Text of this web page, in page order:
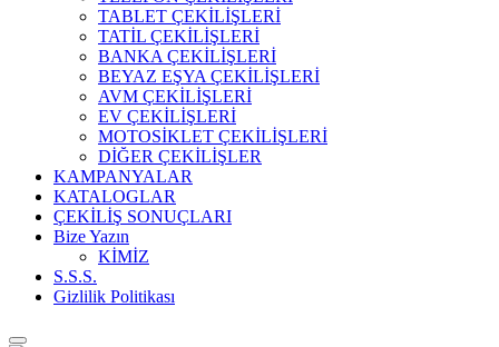
TABLET ÇEKİLİŞLERİ
TATİL ÇEKİLİŞLERİ
BANKA ÇEKİLİŞLERİ
BEYAZ EŞYA ÇEKİLİŞLERİ
AVM ÇEKİLİŞLERİ
EV ÇEKİLİŞLERİ
MOTOSİKLET ÇEKİLİŞLERİ
DİĞER ÇEKİLİŞLER
KAMPANYALAR
KATALOGLAR
ÇEKİLİŞ SONUÇLARI
Bize Yazın
KİMİZ
S.S.S.
Gizlilik Politikası